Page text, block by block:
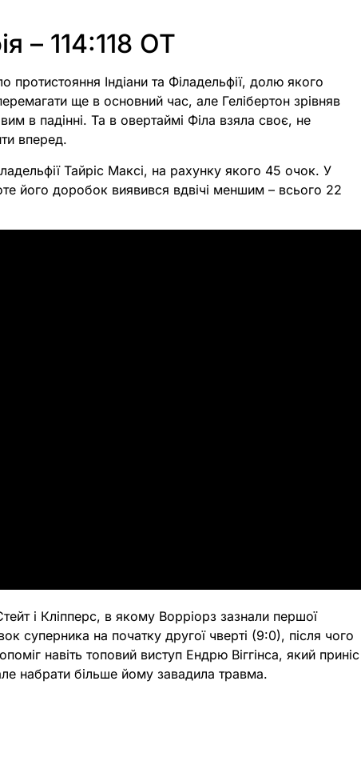
– 114:118 OT
протистояння Індіани та Філадельфії, долю якого
ще в основний час, але Гелібертон зрівняв
в падінні. Та в овертаймі Філа взяла своє, не
вперед.
Тайріс Максі, на рахунку якого 45 очок. У
його доробок виявився вдвічі меншим – всього 22
і Кліпперс, в якому Ворріорз зазнали першої
суперника на початку другої чверті (9:0), після чого
навіть топовий виступ Ендрю Віггінса, який приніс
набрати більше йому завадила травма.